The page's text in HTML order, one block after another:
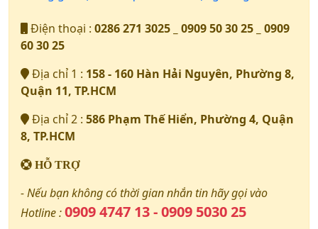
Điện thoại : 0286 271 3025 _ 0909 50 30 25 _ 0909
60 30 25
Địa chỉ 1 : 158 - 160 Hàn Hải Nguyên, Phường 8,
Quận 11, TP.HCM
Địa chỉ 2 : 586 Phạm Thế Hiển, Phường 4, Quận
8, TP.HCM
HỖ TRỢ
- Nếu bạn không có thời gian nhắn tin hãy gọi vào
Hotline :0909 4747 13 - 0909 5030 25